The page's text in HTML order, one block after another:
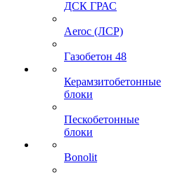
ДСК ГРАС
Aeroc (ЛСР)
Газобетон 48
Керамзитобетонные
блоки
Пескобетонные
блоки
Bonolit